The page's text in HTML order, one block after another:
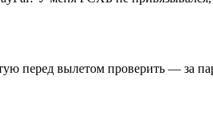
перед вылетом проверить — за